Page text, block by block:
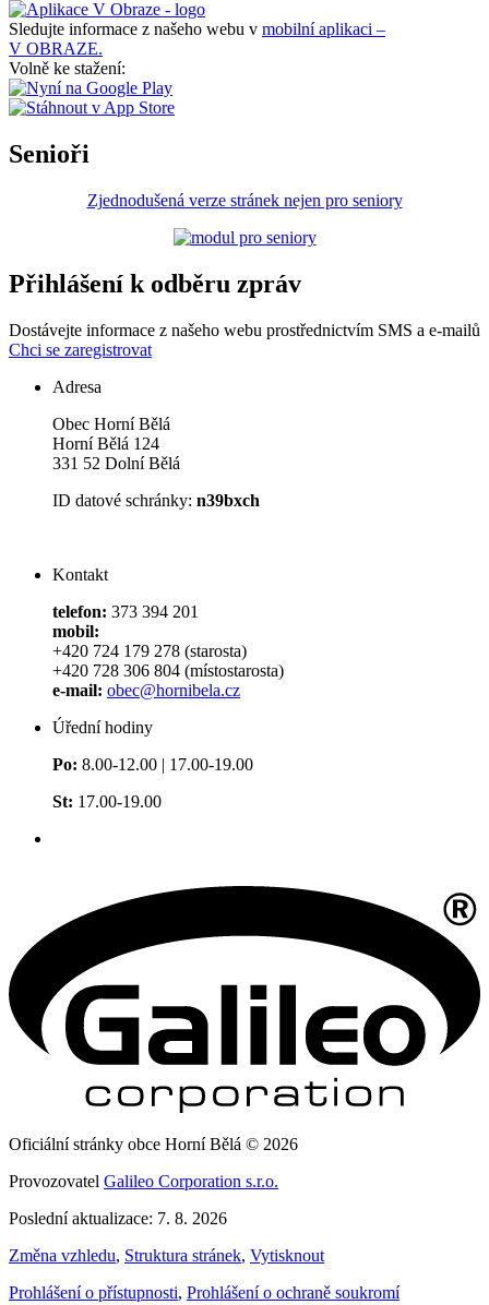
Sledujte informace z našeho webu v mobilní aplikaci –
V OBRAZE.
Volně ke stažení:
Senioři
Zjednodušená verze stránek nejen pro seniory
Přihlášení k odběru zpráv
Dostávejte informace z našeho webu prostřednictvím SMS a e-mailů
Chci se zaregistrovat
Adresa
Obec Horní Bělá
Horní Bělá 124
331 52 Dolní Bělá
ID datové schránky: n39bxch
Kontakt
telefon: 373 394 201
mobil:
+420 724 179 278 (starosta)
+420 728 306 804 (místostarosta)
e-mail: obec@hornibela.cz
Úřední hodiny
Po: 8.00-12.00 | 17.00-19.00
St: 17.00-19.00
Oficiální stránky obce Horní Bělá © 2026
Provozovatel Galileo Corporation s.r.o.
Poslední aktualizace: 7. 8. 2026
Změna vzhledu, Struktura stránek, Vytisknout
Prohlášení o přístupnosti, Prohlášení o ochraně soukromí